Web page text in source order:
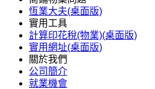
恆業大夫(桌面版)
實用工具
計算印花稅(物業)(桌面版)
實用網址(桌面版)
關於我們
公司簡介
就業機會